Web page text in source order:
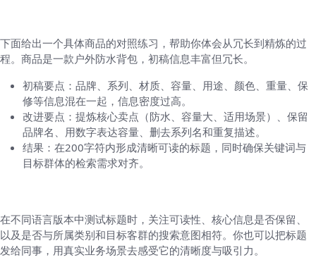
下面给出一个具体商品的对照练习，帮助你体会从冗长到精炼的过
程。商品是一款户外防水背包，初稿信息丰富但冗长。
初稿要点：品牌、系列、材质、容量、用途、颜色、重量、保
修等信息混在一起，信息密度过高。
改进要点：提炼核心卖点（防水、容量大、适用场景）、保留
品牌名、用数字表达容量、删去系列名和重复描述。
结果：在200字符内形成清晰可读的标题，同时确保关键词与
目标群体的检索需求对齐。
在不同语言版本中测试标题时，关注可读性、核心信息是否保留、
以及是否与所属类别和目标客群的搜索意图相符。你也可以把标题
发给同事，用真实业务场景去感受它的清晰度与吸引力。